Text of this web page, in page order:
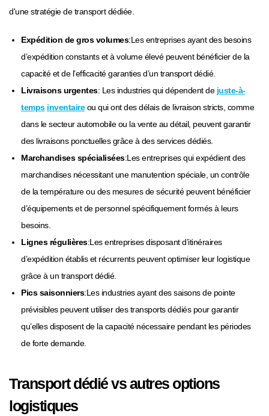
d'une stratégie de transport dédiée.
Expédition de gros volumes:Les entreprises ayant des besoins
d’expédition constants et à volume élevé peuvent bénéficier de la
capacité et de l’efficacité garanties d’un transport dédié.
Livraisons urgentes: Les industries qui dépendent de juste-à-
temps inventaireou qui ont des délais de livraison stricts, comme
dans le secteur automobile ou la vente au détail, peuvent garantir
des livraisons ponctuelles grâce à des services dédiés.
Marchandises spécialisées:Les entreprises qui expédient des
marchandises nécessitant une manutention spéciale, un contrôle
de la température ou des mesures de sécurité peuvent bénéficier
d’équipements et de personnel spécifiquement formés à leurs
besoins.
Lignes régulières:Les entreprises disposant d’itinéraires
d’expédition établis et récurrents peuvent optimiser leur logistique
grâce à un transport dédié.
Pics saisonniers:Les industries ayant des saisons de pointe
prévisibles peuvent utiliser des transports dédiés pour garantir
qu’elles disposent de la capacité nécessaire pendant les périodes
de forte demande.
Transport dédié vs autres options
logistiques